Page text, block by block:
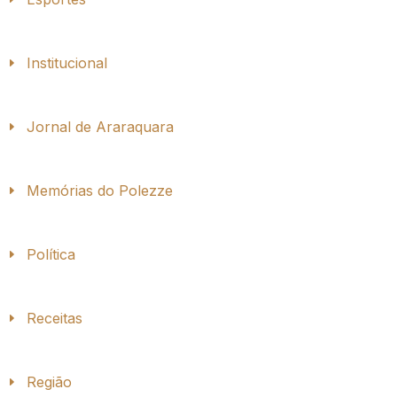
Institucional
Jornal de Araraquara
Memórias do Polezze
Política
Receitas
Região